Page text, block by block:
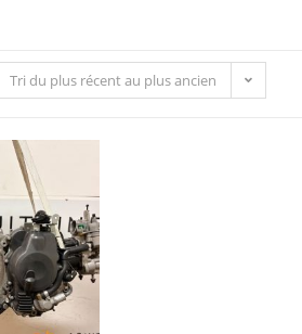
Tri du plus récent au plus ancien